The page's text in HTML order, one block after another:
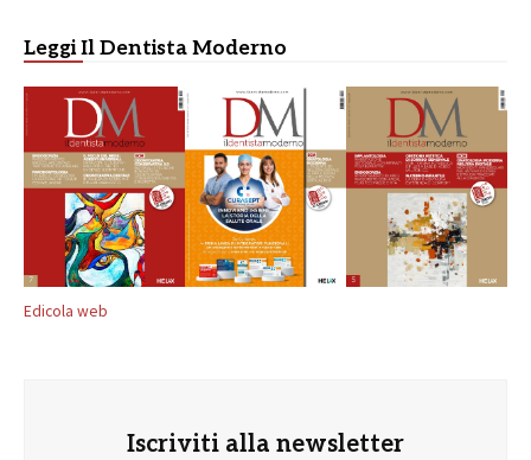
Leggi Il Dentista Moderno
Edicola web
Iscriviti alla newsletter